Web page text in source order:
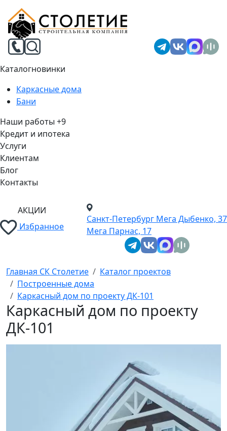
Каталогновинки
Каркасные дома
Бани
Наши работы +9
Кредит и ипотека
Услуги
Клиентам
Блог
Контакты
АКЦИИ
Избранное
Санкт-Петербург Мега Дыбенко, 37
Мега Парнас, 17
Главная СК Столетие
Каталог проектов
Построенные дома
Каркасный дом по проекту ДК-101
Каркасный дом по проекту
ДК-101